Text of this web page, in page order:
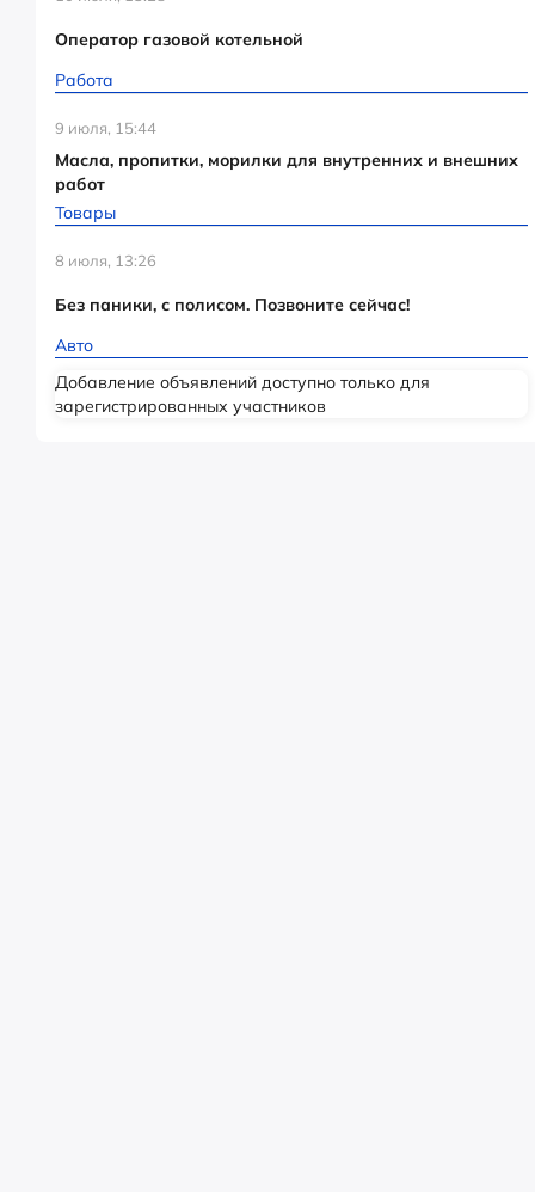
Оператор газовой котельной
Работа
9 июля, 15:44
Масла, пропитки, морилки для внутренних и внешних
работ
Товары
8 июля, 13:26
Без паники, с полисом. Позвоните сейчас!
Авто
Добавление объявлений доступно только для
зарегистрированных участников